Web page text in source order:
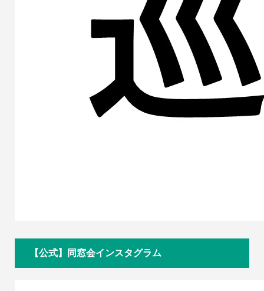
【公式】同窓会インスタグラム